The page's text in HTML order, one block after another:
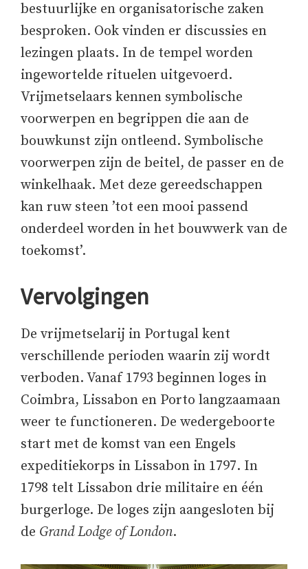
bestuurlijke en organisatorische zaken
besproken. Ook vinden er discussies en
lezingen plaats. In de tempel worden
ingewortelde rituelen uitgevoerd.
Vrijmetselaars kennen symbolische
voorwerpen en begrippen die aan de
bouwkunst zijn ontleend. Symbolische
voorwerpen zijn de beitel, de passer en de
winkelhaak. Met deze gereedschappen
kan ruw steen ’tot een mooi passend
onderdeel worden in het bouwwerk van de
toekomst’.
Vervolgingen
De vrijmetselarij in Portugal kent
verschillende perioden waarin zij wordt
verboden. Vanaf 1793 beginnen loges in
Coimbra, Lissabon en Porto langzaamaan
weer te functioneren. De wedergeboorte
start met de komst van een Engels
expeditiekorps in Lissabon in 1797. In
1798 telt Lissabon drie militaire en één
burgerloge. De loges zijn aangesloten bij
de Grand Lodge of London.